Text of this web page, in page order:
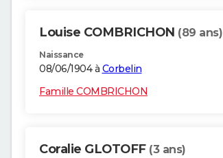
Louise COMBRICHON (89 ans)
Naissance
08/06/1904 à Corbelin
Famille COMBRICHON
Coralie GLOTOFF (3 ans)